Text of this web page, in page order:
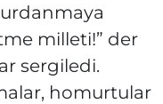
milleti!” der
sergiledi.
homurtular